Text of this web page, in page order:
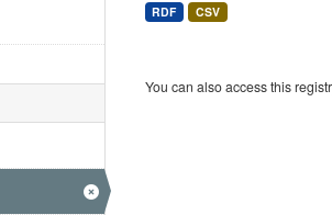
RDF CSV
You can also access this